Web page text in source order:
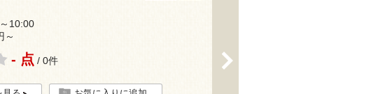
10:00
～
- 点 / 0件